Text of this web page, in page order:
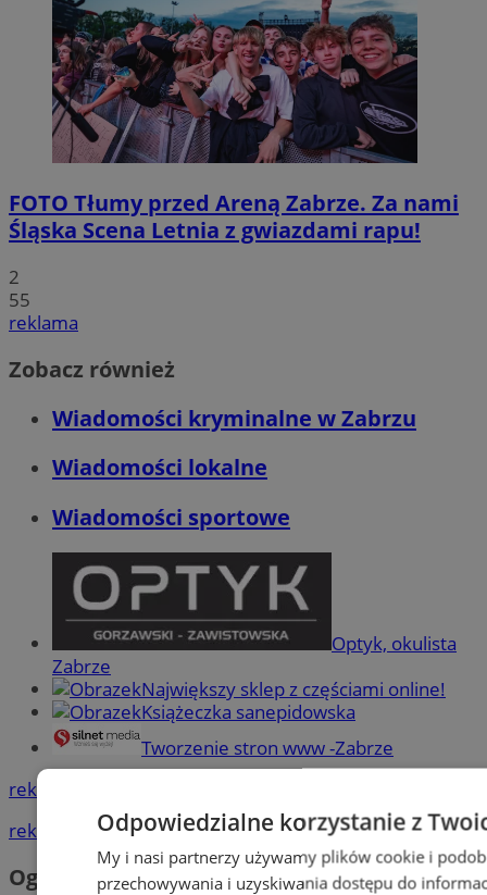
FOTO Tłumy przed Areną Zabrze. Za nami
Śląska Scena Letnia z gwiazdami rapu!
2
55
reklama
Zobacz również
Wiadomości kryminalne w Zabrzu
Wiadomości lokalne
Wiadomości sportowe
Optyk, okulista
Zabrze
Największy sklep z częściami online!
Książeczka sanepidowska
Tworzenie stron www -Zabrze
reklama
reklama
Ogłoszenia
Odpowiedzialne korzystanie z
My i nasi partnerzy używamy plików cookie i
przechowywania i uzyskiwania dostępu do